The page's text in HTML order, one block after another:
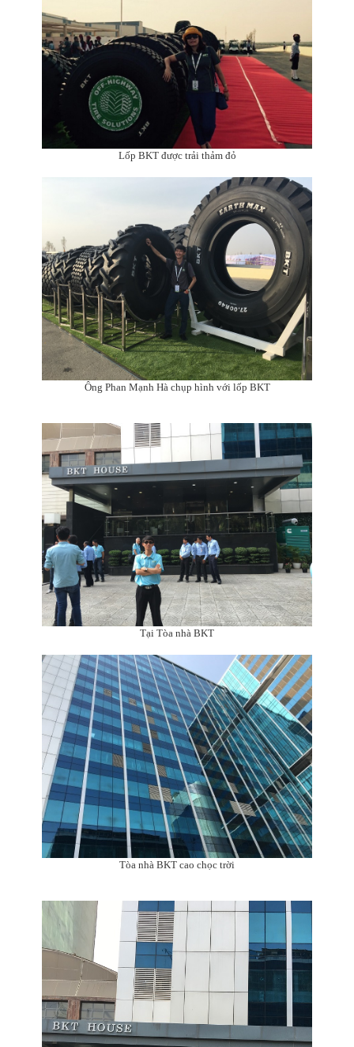
Lốp BKT được trải thảm đỏ
Ông Phan Mạnh Hà chụp hình với lốp BKT
Tại Tòa nhà BKT
Tòa nhà BKT cao chọc trời